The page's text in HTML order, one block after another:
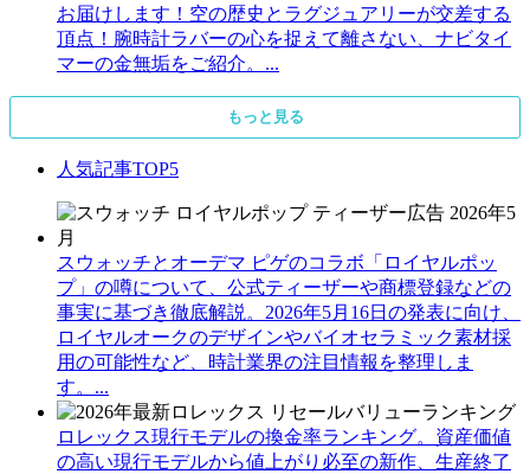
お届けします！空の歴史とラグジュアリーが交差する
頂点！腕時計ラバーの心を捉えて離さない、ナビタイ
マーの金無垢をご紹介。...
もっと見る
人気記事TOP5
スウォッチとオーデマ ピゲのコラボ「ロイヤルポッ
プ」の噂について、公式ティーザーや商標登録などの
事実に基づき徹底解説。2026年5月16日の発表に向け、
ロイヤルオークのデザインやバイオセラミック素材採
用の可能性など、時計業界の注目情報を整理しま
す。...
ロレックス現行モデルの換金率ランキング。資産価値
の高い現行モデルから値上がり必至の新作、生産終了